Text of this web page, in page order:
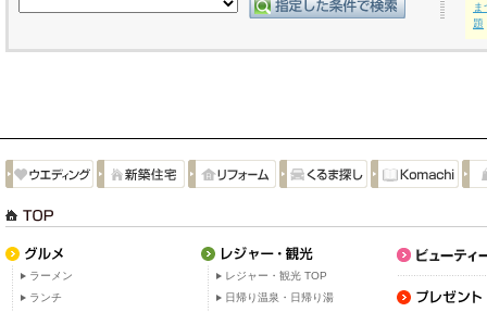
ま
題
ラーメン
ランチ
レジャー・観光 TOP
日帰り温泉・日帰り湯